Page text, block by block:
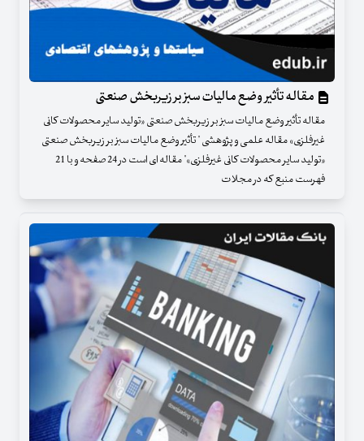
مقاله تأثیر وضع مالیات سبز بر زیربخش صنعتی
مقاله تأثیر وضع مالیات سبز بر زیربخش صنعتی «تولید سایر محصولات کانی
غیرفلزی» مقاله علمی و پژوهشی " تأثیر وضع مالیات سبز بر زیربخش صنعتی
«تولید سایر محصولات کانی غیرفلزی»" مقاله ای است در 24 صفحه و با 21
فهرست منبع که در مجلات